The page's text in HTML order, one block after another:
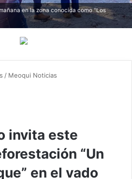
en la zona conocida como "Los
/ Meoqui Noticias
invita este
“Un
en el vado